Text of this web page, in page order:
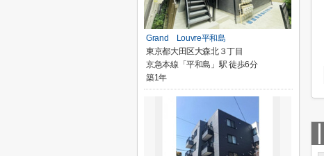
Grand Louvre平和島
東京都大田区大森北３丁目
京急本線「平和島」駅 徒歩6分
築1年